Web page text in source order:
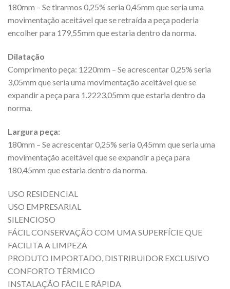
180mm – Se tirarmos 0,25% seria 0,45mm que seria uma
movimentação aceitável que se retraída a peça poderia
encolher para 179,55mm que estaria dentro da norma.
Dilatação
Comprimento peça: 1220mm – Se acrescentar 0,25% seria
3,05mm que seria uma movimentação aceitável que se
expandir a peça para 1.2223,05mm que estaria dentro da
norma.
Largura peça:
180mm – Se acrescentar 0,25% seria 0,45mm que seria uma
movimentação aceitável que se expandir a peça para
180,45mm que estaria dentro da norma.
USO RESIDENCIAL
USO EMPRESARIAL
SILENCIOSO
FÁCIL CONSERVAÇÃO COM UMA SUPERFÍCIE QUE
FACILITA A LIMPEZA
PRODUTO IMPORTADO, DISTRIBUIDOR EXCLUSIVO
CONFORTO TÉRMICO
INSTALAÇÃO FÁCIL E RÁPIDA